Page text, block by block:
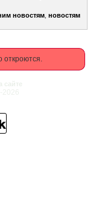
новостям, новостям
откроются.